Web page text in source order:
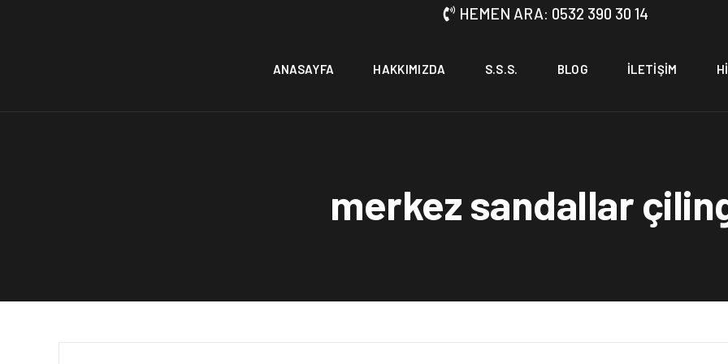
HEMEN ARA: 0532 390 30 14
ANASAYFA HAKKIMIZDA S.S.S. BLOG İLETIŞIM
merkez sandallar